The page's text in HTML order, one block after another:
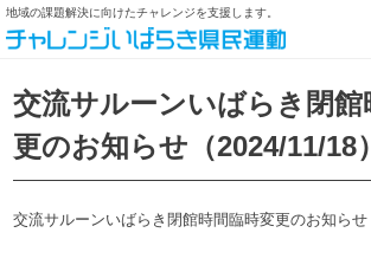
地域の課題解決に向けたチャレンジを支援します。
交流サルーンいばらき閉館
更のお知らせ（2024/11/18）
交流サルーンいばらき閉館時間臨時変更のお知らせ